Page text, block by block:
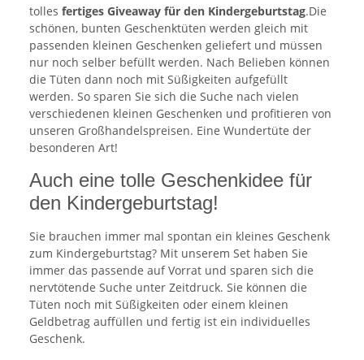
tolles fertiges Giveaway für den Kindergeburtstag.Die
schönen, bunten Geschenktüten werden gleich mit
passenden kleinen Geschenken geliefert und müssen
nur noch selber befüllt werden. Nach Belieben können
die Tüten dann noch mit Süßigkeiten aufgefüllt
werden. So sparen Sie sich die Suche nach vielen
verschiedenen kleinen Geschenken und profitieren von
unseren Großhandelspreisen. Eine Wundertüte der
besonderen Art!
Auch eine tolle Geschenkidee für
den Kindergeburtstag!
Sie brauchen immer mal spontan ein kleines Geschenk
zum Kindergeburtstag? Mit unserem Set haben Sie
immer das passende auf Vorrat und sparen sich die
nervtötende Suche unter Zeitdruck. Sie können die
Tüten noch mit Süßigkeiten oder einem kleinen
Geldbetrag auffüllen und fertig ist ein individuelles
Geschenk.